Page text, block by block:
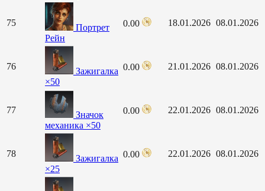
75
Портрет
Рейн
0.00 18.01.2026 08.01.2026
76
Зажигалка
×50
0.00 21.01.2026 08.01.2026
77
Значок
механика ×50
0.00 22.01.2026 08.01.2026
78
Зажигалка
×25
0.00 22.01.2026 08.01.2026